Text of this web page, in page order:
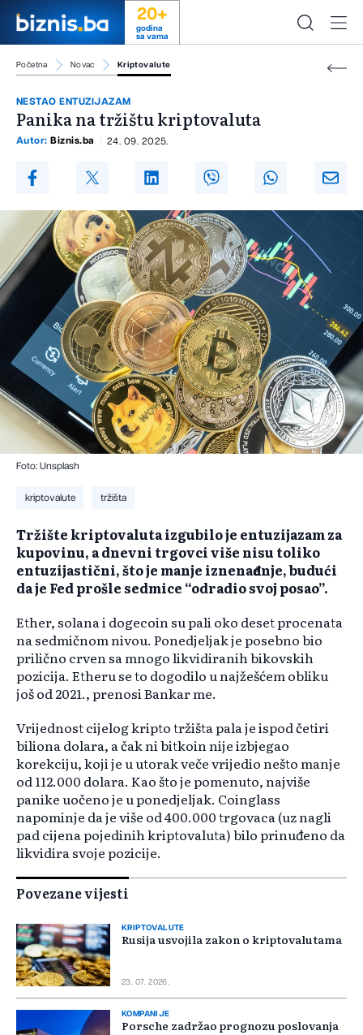
20+
godina
sa vama
Početna Novac Kriptovalute
NESTAO ENTUZIJAZAM
Panika na tržištu kriptovaluta
Autor: Biznis.ba 24. 09. 2025.
Foto: Unsplash
kriptovalute tržišta
Tržište kriptovaluta izgubilo je entuzijazam za
kupovinu, a dnevni trgovci više nisu toliko
entuzijastični, što je manje iznenađenje, budući
da je Fed prošle sedmice “odradio svoj posao”.
Ether, solana i dogecoin su pali oko deset procenata
na sedmičnom nivou. Ponedjeljak je posebno bio
prilično crven sa mnogo likvidiranih bikovskih
pozicija. Etheru se to dogodilo u najžešćem obliku
još od 2021., prenosi Bankar me.
Vrijednost cijelog kripto tržišta pala je ispod četiri
biliona dolara, a čak ni bitkoin nije izbjegao
korekciju, koji je u utorak veče vrijedio nešto manje
od 112.000 dolara. Kao što je pomenuto, najviše
panike uočeno je u ponedjeljak. Coinglass
napominje da je više od 400.000 trgovaca (uz nagli
pad cijena pojedinih kriptovaluta) bilo prinuđeno da
likvidira svoje pozicije.
Povezane vijesti
KRIPTOVALUTE
Rusija usvojila zakon o kriptovalutama
23. 07. 2026.
KOMPANIJE
Porsche zadržao prognozu poslovanja